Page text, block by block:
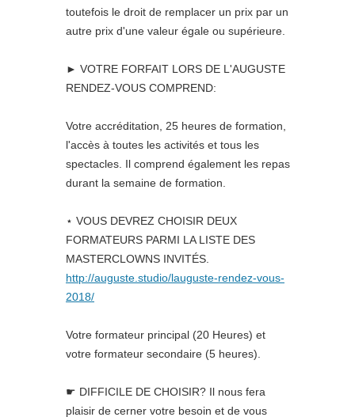
toutefois le droit de remplacer un prix par un
autre prix d'une valeur égale ou supérieure.
► VOTRE FORFAIT LORS DE L'AUGUSTE
RENDEZ-VOUS COMPREND:
Votre accréditation, 25 heures de formation,
l'accès à toutes les activités et tous les
spectacles. Il comprend également les repas
durant la semaine de formation.
⋆ VOUS DEVREZ CHOISIR DEUX
FORMATEURS PARMI LA LISTE DES
MASTERCLOWNS INVITÉS.
http://auguste.studio/lauguste-rendez-vous-
2018/
Votre formateur principal (20 Heures) et
votre formateur secondaire (5 heures).
☛ DIFFICILE DE CHOISIR? Il nous fera
plaisir de cerner votre besoin et de vous